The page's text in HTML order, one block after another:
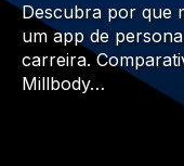
Descubra por que
um app de
carreira.
Millbody…